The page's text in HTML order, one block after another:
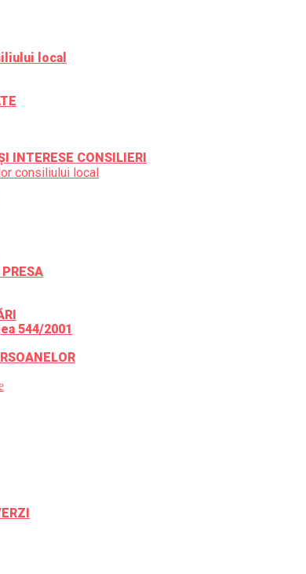
local
INTERESE CONSILIERI
consiliului local
544/2001